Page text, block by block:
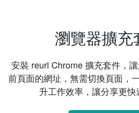
瀏覽器擴充
安裝 reurl Chrome 擴充套件，
前頁面的網址，無需切換頁面，
升工作效率，讓分享更快